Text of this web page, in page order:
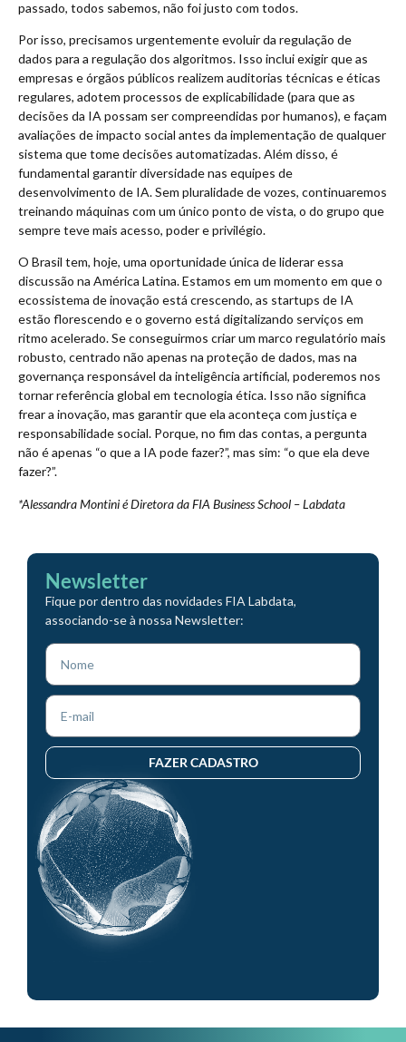
passado, todos sabemos, não foi justo com todos.
Por isso, precisamos urgentemente evoluir da regulação de
dados para a regulação dos algoritmos. Isso inclui exigir que as
empresas e órgãos públicos realizem auditorias técnicas e éticas
regulares, adotem processos de explicabilidade (para que as
decisões da IA possam ser compreendidas por humanos), e façam
avaliações de impacto social antes da implementação de qualquer
sistema que tome decisões automatizadas. Além disso, é
fundamental garantir diversidade nas equipes de
desenvolvimento de IA. Sem pluralidade de vozes, continuaremos
treinando máquinas com um único ponto de vista, o do grupo que
sempre teve mais acesso, poder e privilégio.
O Brasil tem, hoje, uma oportunidade única de liderar essa
discussão na América Latina. Estamos em um momento em que o
ecossistema de inovação está crescendo, as startups de IA
estão florescendo e o governo está digitalizando serviços em
ritmo acelerado. Se conseguirmos criar um marco regulatório mais
robusto, centrado não apenas na proteção de dados, mas na
governança responsável da inteligência artificial, poderemos nos
tornar referência global em tecnologia ética. Isso não significa
frear a inovação, mas garantir que ela aconteça com justiça e
responsabilidade social. Porque, no fim das contas, a pergunta
não é apenas “o que a IA pode fazer?”, mas sim: “o que ela deve
fazer?”.
*Alessandra Montini é Diretora da FIA Business School – Labdata
Newsletter
Fique por dentro das novidades FIA Labdata,
associando-se à nossa Newsletter:
FAZER CADASTRO